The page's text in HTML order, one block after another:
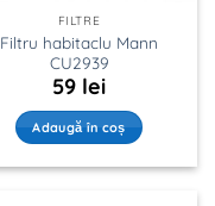
FILTRE
Filtru habitaclu Mann
CU2939
59 lei
Adaugă în coș